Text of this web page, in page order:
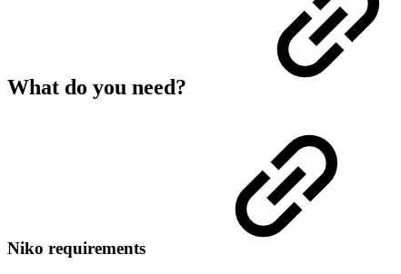
What do you need?
Niko requirements